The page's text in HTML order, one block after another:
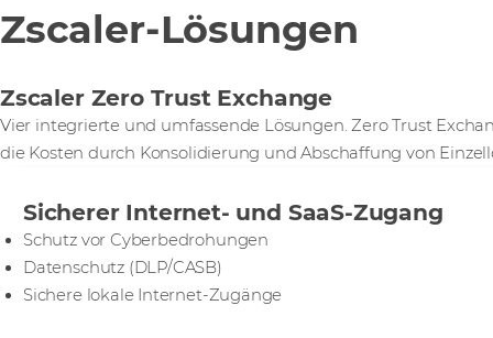
Zscaler-Lösungen
Zscaler Zero Trust Exchange
Vier integrierte und umfassende Lösungen. Zero Trust
die Kosten durch Konsolidierung und Abschaffung von
Sicherer Internet- und SaaS-Zugang
Schutz vor Cyberbedrohungen
Datenschutz (DLP/CASB)
Sichere lokale Internet-Zugänge